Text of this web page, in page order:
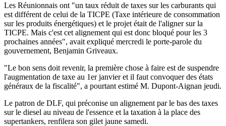
Les Réunionnais ont "un taux réduit de taxes sur les carburants qui
est différent de celui de la TICPE (Taxe intérieure de consommation
sur les produits énergétiques) et le projet était de l'aligner sur la
TICPE. Mais c'est cet alignement qui est donc bloqué pour les 3
prochaines années", avait expliqué mercredi le porte-parole du
gouvernement, Benjamin Griveaux.
"Le bon sens doit revenir, la première chose à faire est de suspendre
l'augmentation de taxe au 1er janvier et il faut convoquer des états
généraux de la fiscalité", a pourtant estimé M. Dupont-Aignan jeudi.
Le patron de DLF, qui préconise un alignement par le bas des taxes
sur le diesel au niveau de l'essence et la taxation à la place des
supertankers, renfilera son gilet jaune samedi.